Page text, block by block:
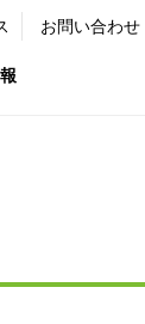
会社一覧
合わせ
お問い合わせ